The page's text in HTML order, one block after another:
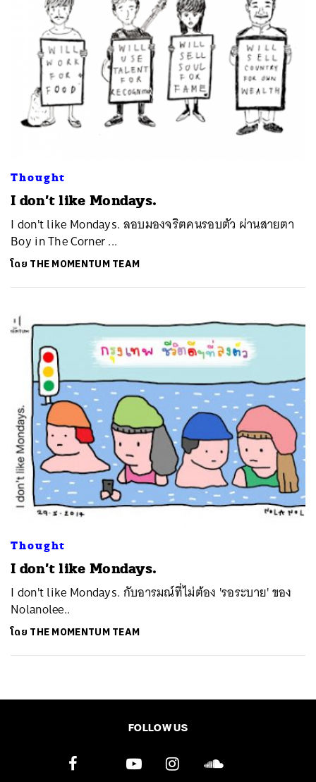
Thought
I don’t like Mondays.
​I don't like Mondays. ลอบมองจริตคนรอบตัว ผ่านสายตา
Boy in The Corner ...
โดย THE MOMENTUM TEAM
Thought
I don’t like Mondays.
I don't like Mondays. กับอารมณ์ที่ไม่ต้อง 'รอระบาย' ของ
Nolanolee..
โดย THE MOMENTUM TEAM
FOLLOW US